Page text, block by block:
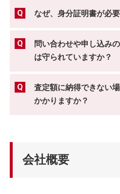
なぜ、身分証明書が必
問い合わせや申し込み
は守られていますか？
査定額に納得できない
かかりますか？
会社概要